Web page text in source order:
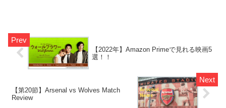
【2022年】Amazon Primeで見れる映画5
選！！
【第20節】Arsenal vs Wolves Match
Review